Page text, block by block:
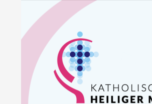
springen